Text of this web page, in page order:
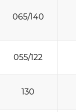
065/140
055/122
130